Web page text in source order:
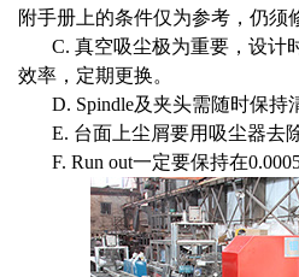
附手册上的条件仅为参考，仍须
C. 真空吸尘极为重要，设计
效率，定期更换。
D. Spindle及夹头需随时保持
E. 台面上尘屑要用吸尘器去
F. Run out一定要保持在